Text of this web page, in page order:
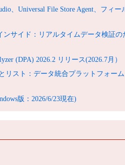
、Universal File Store Agent、フィー
ンサイド：リアルタイムデータ検証の
(DPA) 2026.2 リリース(2026.7月）
リスト：データ統合プラットフォーム
版：2026/6/23現在)